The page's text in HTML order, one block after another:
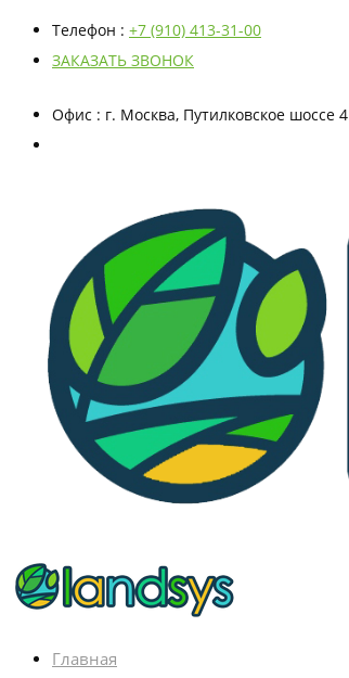
Телефон : +7 (910) 413-31-00
ЗАКАЗАТЬ ЗВОНОК
Офис : г. Москва, Путилковское шоссе 4
Главная